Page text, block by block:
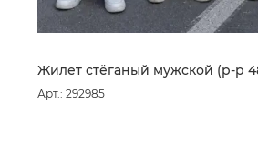
Жилет стёганый мужской (р-р
Арт.: 292985